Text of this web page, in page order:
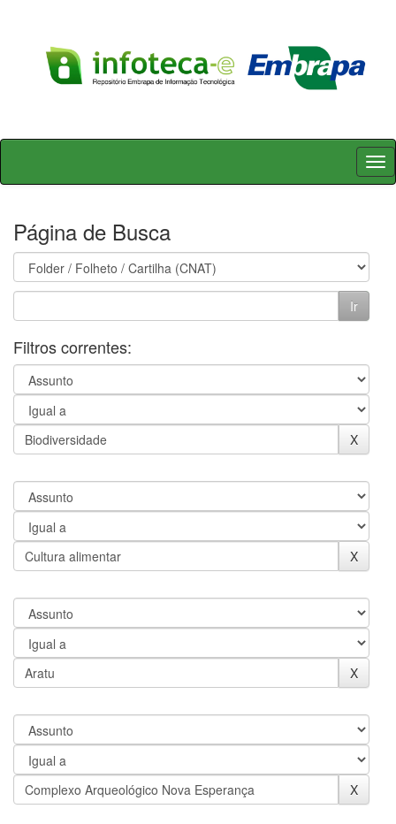
Skip
Página de Busca
Filtros correntes: